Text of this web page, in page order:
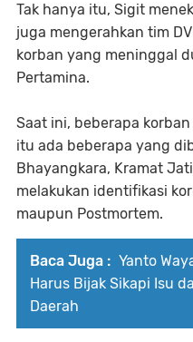
Tak hanya itu, Sigit
juga mengerahkan tim
korban yang meninggal
Pertamina.
Saat ini, beberapa
itu ada beberapa yang
Bhayangkara, Kramat
melakukan identifikasi
maupun Postmortem.
Baca Juga : Yanto
Harus Bijak Sikapi Isu
Daerah